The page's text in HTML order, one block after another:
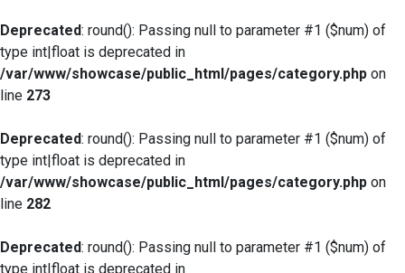
Deprecated: round(): Passing null to parameter #1 ($num) of
type int|float is deprecated in
/var/www/showcase/public_html/pages/category.php on
line 273
Deprecated: round(): Passing null to parameter #1 ($num) of
type int|float is deprecated in
/var/www/showcase/public_html/pages/category.php on
line 282
Deprecated: round(): Passing null to parameter #1 ($num) of
type int|float is deprecated in